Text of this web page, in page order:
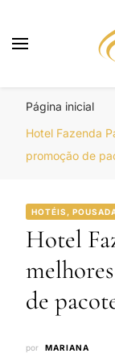
Página inicial
Hotel Fazenda
promoção de
HOTÉIS,
Hotel
de
por MARIANA